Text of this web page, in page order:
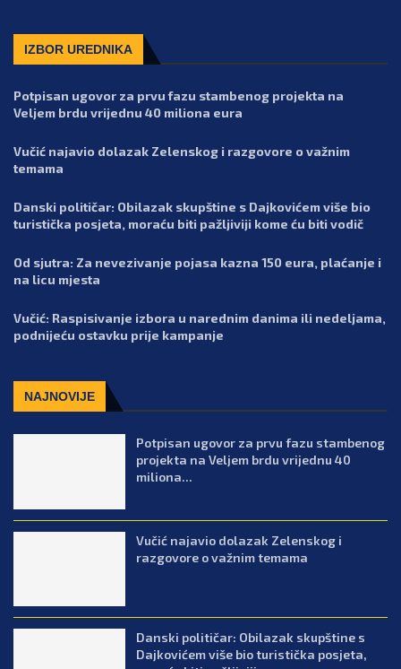
IZBOR UREDNIKA
Potpisan ugovor za prvu fazu stambenog projekta na
Veljem brdu vrijednu 40 miliona eura
Vučić najavio dolazak Zelenskog i razgovore o važnim
temama
Danski političar: Obilazak skupštine s Dajkovićem više bio
turistička posjeta, moraću biti pažljiviji kome ću biti vodič
Od sjutra: Za nevezivanje pojasa kazna 150 eura, plaćanje i
na licu mjesta
Vučić: Raspisivanje izbora u narednim danima ili nedeljama,
podnijeću ostavku prije kampanje
NAJNOVIJE
Potpisan ugovor za prvu fazu stambenog
projekta na Veljem brdu vrijednu 40
miliona...
Vučić najavio dolazak Zelenskog i
razgovore o važnim temama
Danski političar: Obilazak skupštine s
Dajkovićem više bio turistička posjeta,